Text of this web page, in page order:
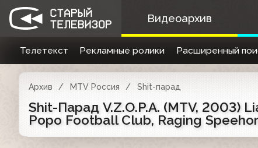
Видеоархив
Телетекст Рекламные ролики Расширенный
Архив MTV Россия Shit-парад
Shit-Парад V.Z.O.P.A. (MTV, 2003)
Popo Football Club, Raging